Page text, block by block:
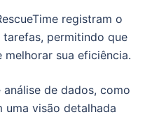
registram o
permitindo que
sua eficiência.
de dados, como
uma visão detalhada